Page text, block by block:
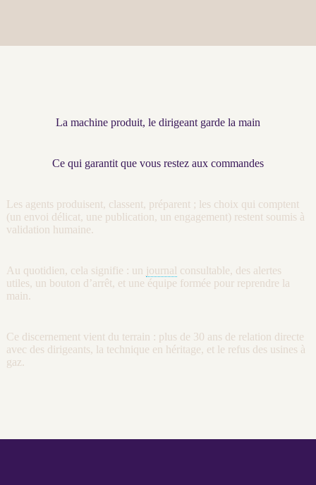
La machine produit, le dirigeant garde la main
Ce qui garantit que vous restez aux commandes
Les agents produisent, classent, préparent ; les choix qui comptent
(un envoi délicat, une publication, un engagement) restent soumis à
validation humaine.
Au quotidien, cela signifie : un journal consultable, des alertes
utiles, un bouton d’arrêt, et une équipe formée pour reprendre la
main.
Ce discernement vient du terrain : plus de 30 ans de relation directe
avec des dirigeants, la technique en héritage, et le refus des usines à
gaz.